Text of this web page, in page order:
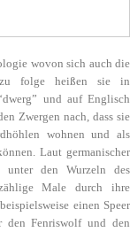
wovon sich auch die
zu folge heißen sie in
und auf Englisch
Zwergen nach, dass sie
wohnen und als
Laut germanischer
unter den Wurzeln des
Male durch ihre
einen Speer
den Fenriswolf und den